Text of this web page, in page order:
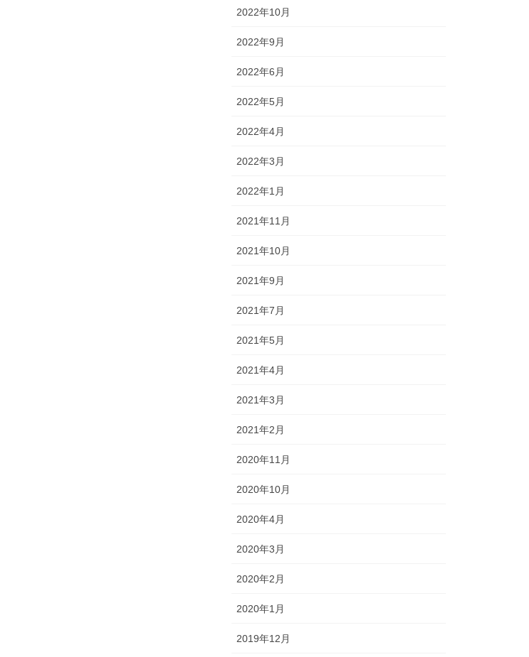
2022年10月
2022年9月
2022年6月
2022年5月
2022年4月
2022年3月
2022年1月
2021年11月
2021年10月
2021年9月
2021年7月
2021年5月
2021年4月
2021年3月
2021年2月
2020年11月
2020年10月
2020年4月
2020年3月
2020年2月
2020年1月
2019年12月